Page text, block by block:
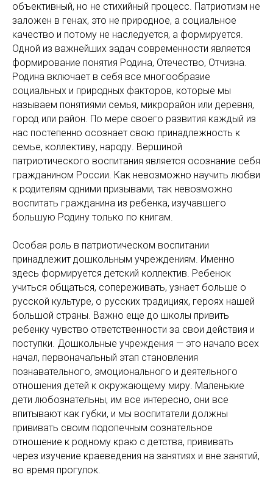
объективный, но не стихийный процесс. Патриотизм не
заложен в генах, это не природное, а социальное
качество и потому не наследуется, а формируется.
Одной из важнейших задач современности является
формирование понятия Родина, Отечество, Отчизна.
Родина включает в себя все многообразие
социальных и природных факторов, которые мы
называем понятиями семья, микрорайон или деревня,
город или район. По мере своего развития каждый из
нас постепенно осознает свою принадлежность к
семье, коллективу, народу. Вершиной
патриотического воспитания является осознание себя
гражданином России. Как невозможно научить любви
к родителям одними призывами, так невозможно
воспитать гражданина из ребенка, изучавшего
большую Родину только по книгам.
Особая роль в патриотическом воспитании
принадлежит дошкольным учреждениям. Именно
здесь формируется детский коллектив. Ребенок
учиться общаться, сопереживать, узнает больше о
русской культуре, о русских традициях, героях нашей
большой страны. Важно еще до школы привить
ребенку чувство ответственности за свои действия и
поступки. Дошкольные учреждения — это начало всех
начал, первоначальный этап становления
познавательного, эмоционального и деятельного
отношения детей к окружающему миру. Маленькие
дети любознательны, им все интересно, они все
впитывают как губки, и мы воспитатели должны
прививать своим подопечным сознательное
отношение к родному краю с детства, прививать
через изучение краеведения на занятиях и вне занятий,
во время прогулок.